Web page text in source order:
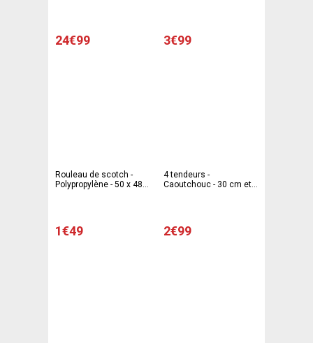
24€99 3€99
Rouleau de scotch -
Polypropylène - 50 x 48
1€49
4 tendeurs -
Caoutchouc - 30 cm et
2€99